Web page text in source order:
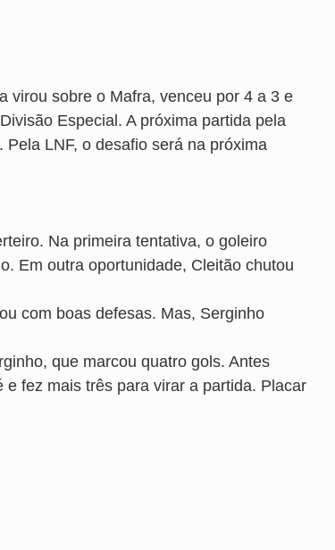
virou sobre o Mafra, venceu por 4 a 3 e
Especial. A próxima partida pela
LNF, o desafio será na próxima
Na primeira tentativa, o goleiro
Em outra oportunidade, Cleitão chutou
com boas defesas. Mas, Serginho
que marcou quatro gols. Antes
fez mais três para virar a partida. Placar